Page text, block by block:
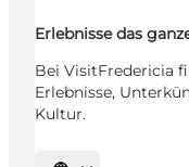
Erlebnisse das
Bei VisitFredericia
Erlebnisse,
Kultur.